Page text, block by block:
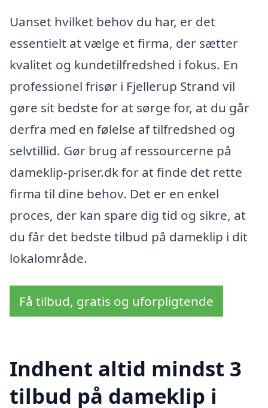
Uanset hvilket behov du har, er det
essentielt at vælge et firma, der sætter
kvalitet og kundetilfredshed i fokus. En
professionel frisør i Fjellerup Strand vil
gøre sit bedste for at sørge for, at du går
derfra med en følelse af tilfredshed og
selvtillid. Gør brug af ressourcerne på
dameklip-priser.dk for at finde det rette
firma til dine behov. Det er en enkel
proces, der kan spare dig tid og sikre, at
du får det bedste tilbud på dameklip i dit
lokalområde.
Få tilbud, gratis og uforpligtende
Indhent altid mindst 3
tilbud på dameklip i